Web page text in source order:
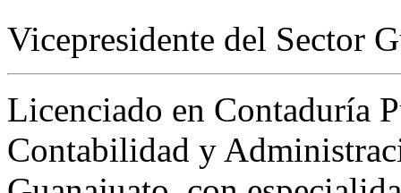
Vicepresidente del Sector
Licenciado en Contaduría
Contabilidad y